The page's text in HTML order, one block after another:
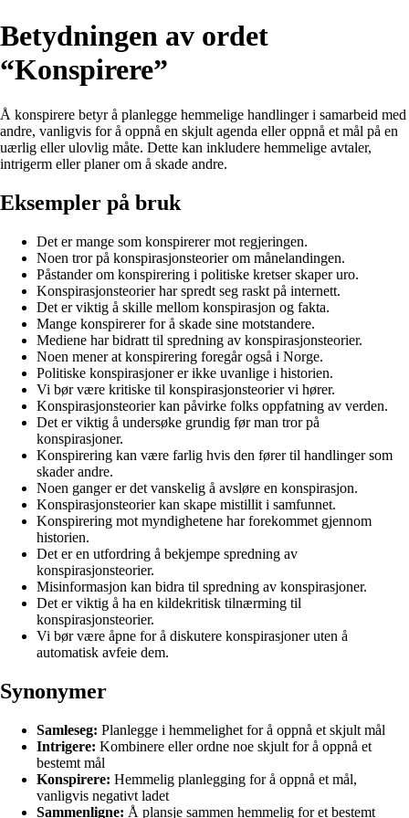
Betydningen av ordet
“Konspirere”
Å konspirere betyr å planlegge hemmelige handlinger i samarbeid med
andre, vanligvis for å oppnå en skjult agenda eller oppnå et mål på en
uærlig eller ulovlig måte. Dette kan inkludere hemmelige avtaler,
intrigerm eller planer om å skade andre.
Eksempler på bruk
Det er mange som konspirerer mot regjeringen.
Noen tror på konspirasjonsteorier om månelandingen.
Påstander om konspirering i politiske kretser skaper uro.
Konspirasjonsteorier har spredt seg raskt på internett.
Det er viktig å skille mellom konspirasjon og fakta.
Mange konspirerer for å skade sine motstandere.
Mediene har bidratt til spredning av konspirasjonsteorier.
Noen mener at konspirering foregår også i Norge.
Politiske konspirasjoner er ikke uvanlige i historien.
Vi bør være kritiske til konspirasjonsteorier vi hører.
Konspirasjonsteorier kan påvirke folks oppfatning av verden.
Det er viktig å undersøke grundig før man tror på
konspirasjoner.
Konspirering kan være farlig hvis den fører til handlinger som
skader andre.
Noen ganger er det vanskelig å avsløre en konspirasjon.
Konspirasjonsteorier kan skape mistillit i samfunnet.
Konspirering mot myndighetene har forekommet gjennom
historien.
Det er en utfordring å bekjempe spredning av
konspirasjonsteorier.
Misinformasjon kan bidra til spredning av konspirasjoner.
Det er viktig å ha en kildekritisk tilnærming til
konspirasjonsteorier.
Vi bør være åpne for å diskutere konspirasjoner uten å
automatisk avfeie dem.
Synonymer
Samleseg: Planlegge i hemmelighet for å oppnå et skjult mål
Intrigere: Kombinere eller ordne noe skjult for å oppnå et
bestemt mål
Konspirere: Hemmelig planlegging for å oppnå et mål,
vanligvis negativt ladet
Sammenligne: Å plansje sammen hemmelig for et bestemt